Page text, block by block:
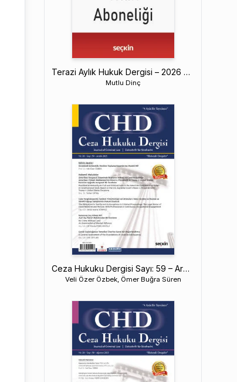
Terazi Aylık Hukuk Dergisi – 2026 Yılı Abonelik
Mutlu Dinç
Ceza Hukuku Dergisi Sayı: 59 – Aralık 2025
Veli Özer Özbek, Ömer Buğra Süren